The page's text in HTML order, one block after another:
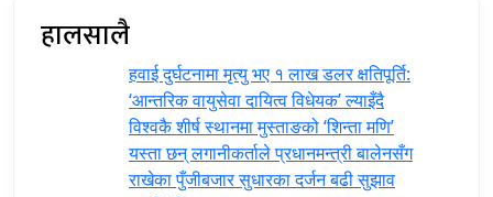
हालसालै
हवाई दुर्घटनामा मृत्यु भए १ लाख डलर क्षतिपूर्ति:
‘आन्तरिक वायुसेवा दायित्व विधेयक’ ल्याइँदै
विश्वकै शीर्ष स्थानमा मुस्ताङको ‘शिन्ता मणि’
यस्ता छन् लगानीकर्ताले प्रधानमन्त्री ‍बालेनसँग
राखेका पुँजीबजार सुधारका दर्जन बढी सुझाव